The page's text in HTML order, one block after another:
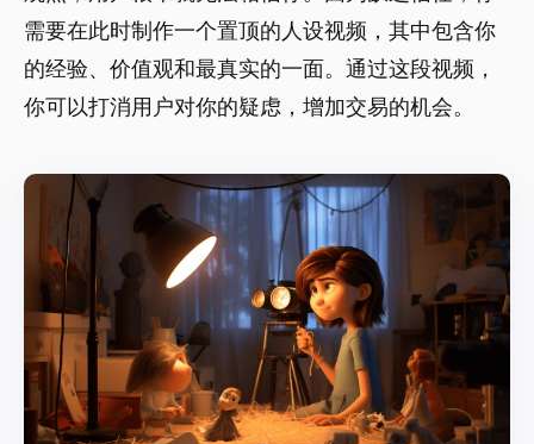
需要在此时制作一个置顶的人设视频，其中包含你
的经验、价值观和最真实的一面。通过这段视频，
你可以打消用户对你的疑虑，增加交易的机会。